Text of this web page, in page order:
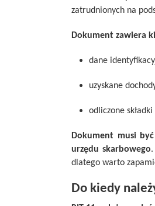
zatrudnionych na
Dokument zawiera
dane
uzyskane
odliczone
Dokument musi
urzędu skarbowego
dlatego warto
Do kiedy